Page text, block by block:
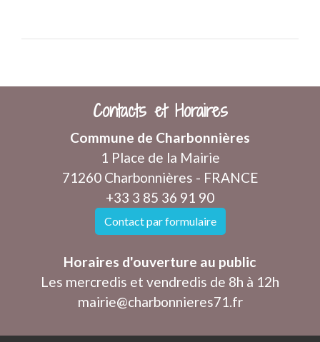
Contacts et Horaires
Commune de Charbonnières
1 Place de la Mairie
71260 Charbonnières - FRANCE
+33 3 85 36 91 90
Contact par formulaire
Horaires d'ouverture au public
Les mercredis et vendredis de 8h à 12h
mairie@charbonnieres71.fr